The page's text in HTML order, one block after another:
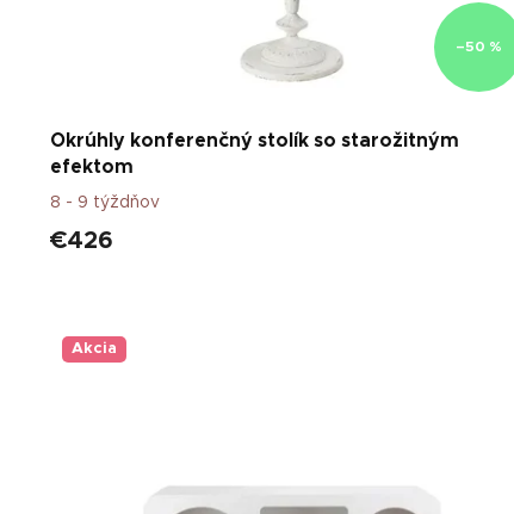
–50 %
Okrúhly konferenčný stolík so starožitným
efektom
8 - 9 týždňov
€426
Akcia